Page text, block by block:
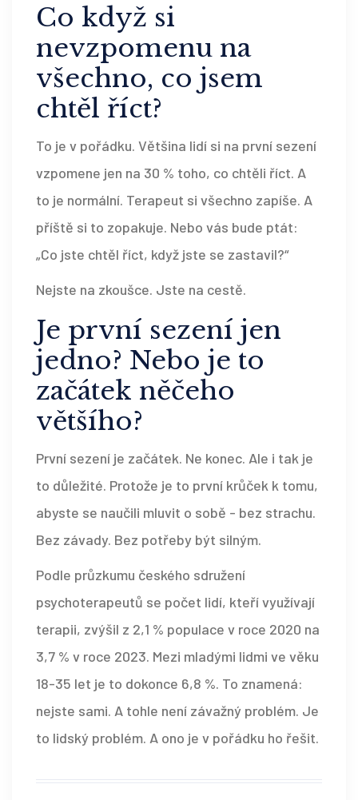
Co když si
nevzpomenu na
všechno, co jsem
chtěl říct?
To je v pořádku. Většina lidí si na první sezení
vzpomene jen na 30 % toho, co chtěli říct. A
to je normální. Terapeut si všechno zapíše. A
příště si to zopakuje. Nebo vás bude ptát:
„Co jste chtěl říct, když jste se zastavil?“
Nejste na zkoušce. Jste na cestě.
Je první sezení jen
jedno? Nebo je to
začátek něčeho
většího?
První sezení je začátek. Ne konec. Ale i tak je
to důležité. Protože je to první krůček k tomu,
abyste se naučili mluvit o sobě - bez strachu.
Bez závady. Bez potřeby být silným.
Podle průzkumu českého sdružení
psychoterapeutů se počet lidí, kteří využívají
terapii, zvýšil z 2,1 % populace v roce 2020 na
3,7 % v roce 2023. Mezi mladými lidmi ve věku
18-35 let je to dokonce 6,8 %. To znamená:
nejste sami. A tohle není závažný problém. Je
to lidský problém. A ono je v pořádku ho řešit.